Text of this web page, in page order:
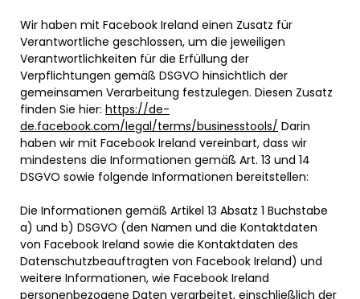
Wir haben mit Facebook Ireland einen Zusatz für
Verantwortliche geschlossen, um die jeweiligen
Verantwortlichkeiten für die Erfüllung der
Verpflichtungen gemäß DSGVO hinsichtlich der
gemeinsamen Verarbeitung festzulegen. Diesen Zusatz
finden Sie hier: https://de-
de.facebook.com/legal/terms/businesstools/ Darin
haben wir mit Facebook Ireland vereinbart, dass wir
mindestens die Informationen gemäß Art. 13 und 14
DSGVO sowie folgende Informationen bereitstellen:
Die Informationen gemäß Artikel 13 Absatz 1 Buchstabe
a) und b) DSGVO (den Namen und die Kontaktdaten
von Facebook Ireland sowie die Kontaktdaten des
Datenschutzbeauftragten von Facebook Ireland) und
weitere Informationen, wie Facebook Ireland
personenbezogene Daten verarbeitet, einschließlich der